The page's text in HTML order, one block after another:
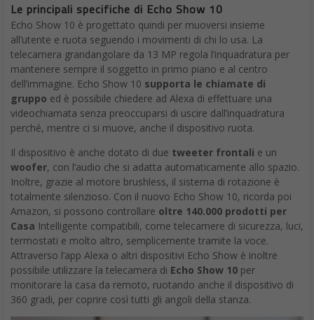
Le principali specifiche di Echo Show 10
Echo Show 10 è progettato quindi per muoversi insieme
all’utente e ruota seguendo i movimenti di chi lo usa. La
telecamera grandangolare da 13 MP regola l’inquadratura per
mantenere sempre il soggetto in primo piano e al centro
dell’immagine. Echo Show 10 supporta le chiamate di
gruppo ed è possibile chiedere ad Alexa di effettuare una
videochiamata senza preoccuparsi di uscire dall’inquadratura
perché, mentre ci si muove, anche il dispositivo ruota.
Il dispositivo è anche dotato di due tweeter frontali e un
woofer, con l’audio che si adatta automaticamente allo spazio.
Inoltre, grazie al motore brushless, il sistema di rotazione è
totalmente silenzioso. Con il nuovo Echo Show 10, ricorda poi
Amazon, si possono controllare oltre 140.000 prodotti per
Casa Intelligente compatibili, come telecamere di sicurezza, luci,
termostati e molto altro, semplicemente tramite la voce.
Attraverso l’app Alexa o altri dispositivi Echo Show è inoltre
possibile utilizzare la telecamera di Echo Show 10 per
monitorare la casa da remoto, ruotando anche il dispositivo di
360 gradi, per coprire così tutti gli angoli della stanza.